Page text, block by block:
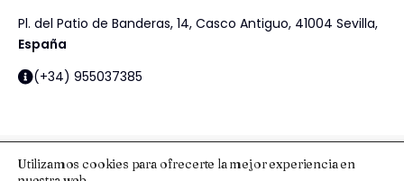
Pl. del Patio de Banderas, 14, Casco Antiguo, 41004 Sevilla,
España
(+34) 955037385
Utilizamos cookies para ofrecerte la mejor experiencia en